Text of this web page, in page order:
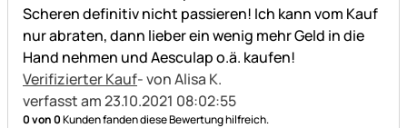
Scheren definitiv nicht passieren! Ich kann vom Kauf
nur abraten, dann lieber ein wenig mehr Geld in die
Hand nehmen und Aesculap o.ä. kaufen!
Verifizierter Kauf- von Alisa K.
verfasst am 23.10.2021 08:02:55
0 von 0Kunden fanden diese Bewertung hilfreich.